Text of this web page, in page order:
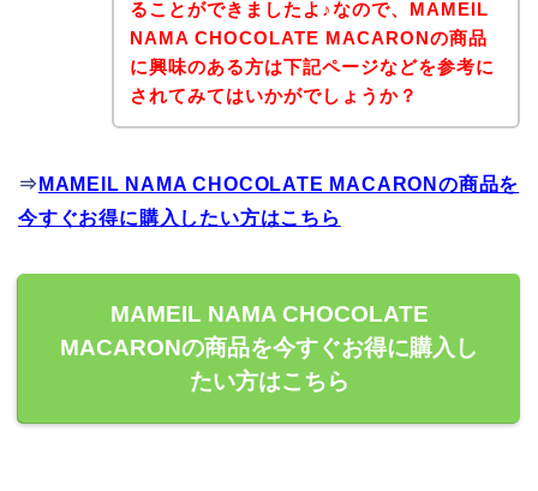
ることができましたよ♪なので、MAMEIL
NAMA CHOCOLATE MACARONの商品
に興味のある方は下記ページなどを参考に
されてみてはいかがでしょうか？
⇒ MAMEIL NAMA CHOCOLATE MACARONの商品を
今すぐお得に購入したい方はこちら
MAMEIL NAMA CHOCOLATE
MACARONの商品を今すぐお得に購入し
たい方はこちら